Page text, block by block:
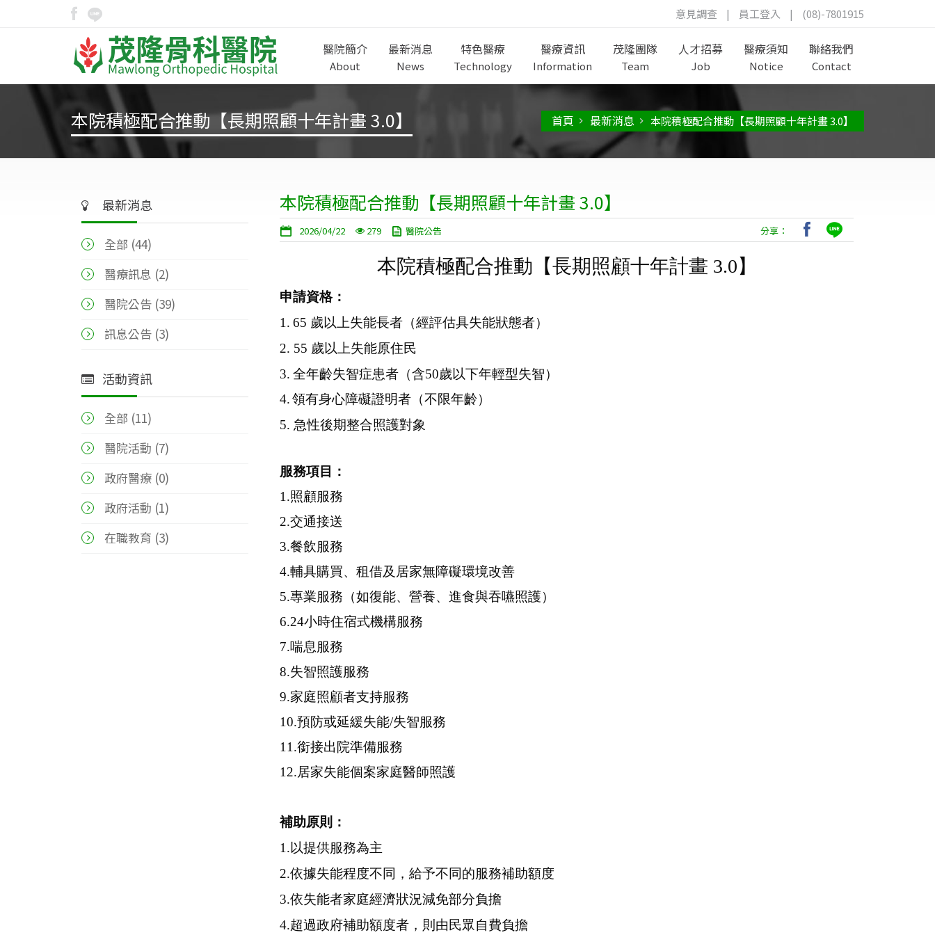
意見調查 | 員工登入 | (08)-7801915
醫院簡介
About
最新消息
News
特色醫療
Technology
醫療資訊
Information
茂隆團隊
Team
人才招募
Job
醫療須知
Notice
聯絡我們
Contact
本院積極配合推動【長期照顧十年計畫 3.0】 首頁 最新消息 本院積極配合推動【長期照顧十年計畫 3.0】
最新消息
全部 (44)
醫療訊息 (2)
醫院公告 (39)
訊息公告 (3)
活動資訊
全部 (11)
醫院活動 (7)
政府醫療 (0)
政府活動 (1)
在職教育 (3)
本院積極配合推動【長期照顧十年計畫 3.0】
2026/04/22 279 醫院公告 分享：
本院積極配合推動【長期照顧十年計畫 3.0】
申請資格：
1. 65 歲以上失能長者 （經評估具失能狀態者）
2. 55 歲以上失能原住民
3. 全年齡失智症患者 （含50歲以下年輕型失智）
4.領有身心障礙證明者 （不限年齡）
5. 急性後期整合照護對象
服務項目：
1.照顧服務
2.交通接送
3.餐飲服務
4.輔具購買、租借及居家無障礙環境改善
5.專業服務（如復能、營養、進食與吞嚥照護）
6.24小時住宿式機構服務
7.喘息服務
8.失智照護服務
9.家庭照顧者支持服務
10.預防或延緩失能/失智服務
11.銜接出院準備服務
12.居家失能個案家庭醫師照護
補助原則 ：
1.以提供服務為主
2.依據失能程度不同，給予不同的服務補助額度
3.依失能者家庭經濟狀況減免部分負擔
4.超過政府補助額度者，則由民眾自費負擔